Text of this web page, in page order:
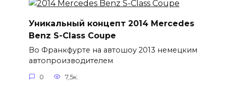
Уникальный концепт 2014 Mercedes
Benz S-Class Coupe
Во Франкфурте на автошоу 2013 немецким
автопроизводителем
0 7,5к.